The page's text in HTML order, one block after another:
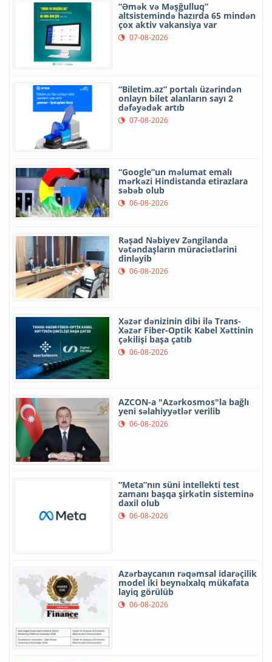
“Əmək və Məşğulluq”
altsistemində hazırda 65 mindən
çox aktiv vakansiya var
07-08-2026
“Biletim.az” portalı üzərindən
onlayn bilet alanların sayı 2
dəfəyədək artıb
07-08-2026
“Google”un məlumat emalı
mərkəzi Hindistanda etirazlara
səbəb olub
06-08-2026
Rəşad Nəbiyev Zəngilanda
vətəndaşların müraciətlərini
dinləyib
06-08-2026
Xəzər dənizinin dibi ilə Trans-
Xəzər Fiber-Optik Kabel Xəttinin
çəkilişi başa çatıb
06-08-2026
AZCON-a "Azərkosmos"la bağlı
yeni səlahiyyətlər verilib
06-08-2026
“Meta”nın süni intellekti test
zamanı başqa şirkətin sisteminə
daxil olub
06-08-2026
Azərbaycanın rəqəmsal idarəçilik
model iki beynəlxalq mükafata
layiq görülüb
06-08-2026